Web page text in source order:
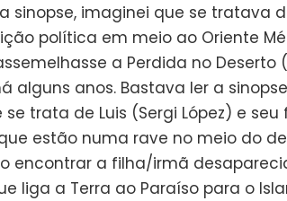
sinopse, imaginei que se tratava
política em meio ao Oriente
a Perdida no
alguns anos. Bastava ler a
trata de Luis (Sergi López) e seu
estão numa rave no meio do
encontrar a filha/irmã
liga a Terra ao Paraíso para o